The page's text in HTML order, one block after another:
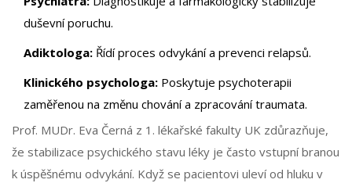
duševní poruchu.
Adiktologa: Řídí proces odvykání a prevenci relapsů.
Klinického psychologa: Poskytuje psychoterapii
zaměřenou na změnu chování a zpracování traumata.
Prof. MUDr. Eva Černá z 1. lékařské fakulty UK zdůrazňuje,
že stabilizace psychického stavu léky je často vstupní branou
k úspěšnému odvykání. Když se pacientovi uleví od hluku v